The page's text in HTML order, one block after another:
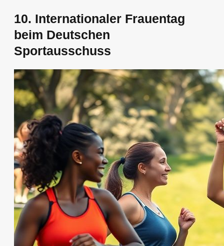
10. Internationaler Frauentag
beim Deutschen
Sportausschuss